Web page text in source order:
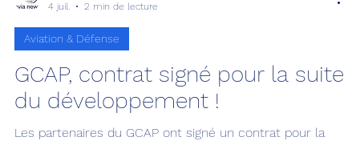
GCAP, contrat signé pour la suite
du développement !
Les partenaires du GCAP ont signé un contrat pour la
Aviation & Défense
4 juil.
2 min de lecture